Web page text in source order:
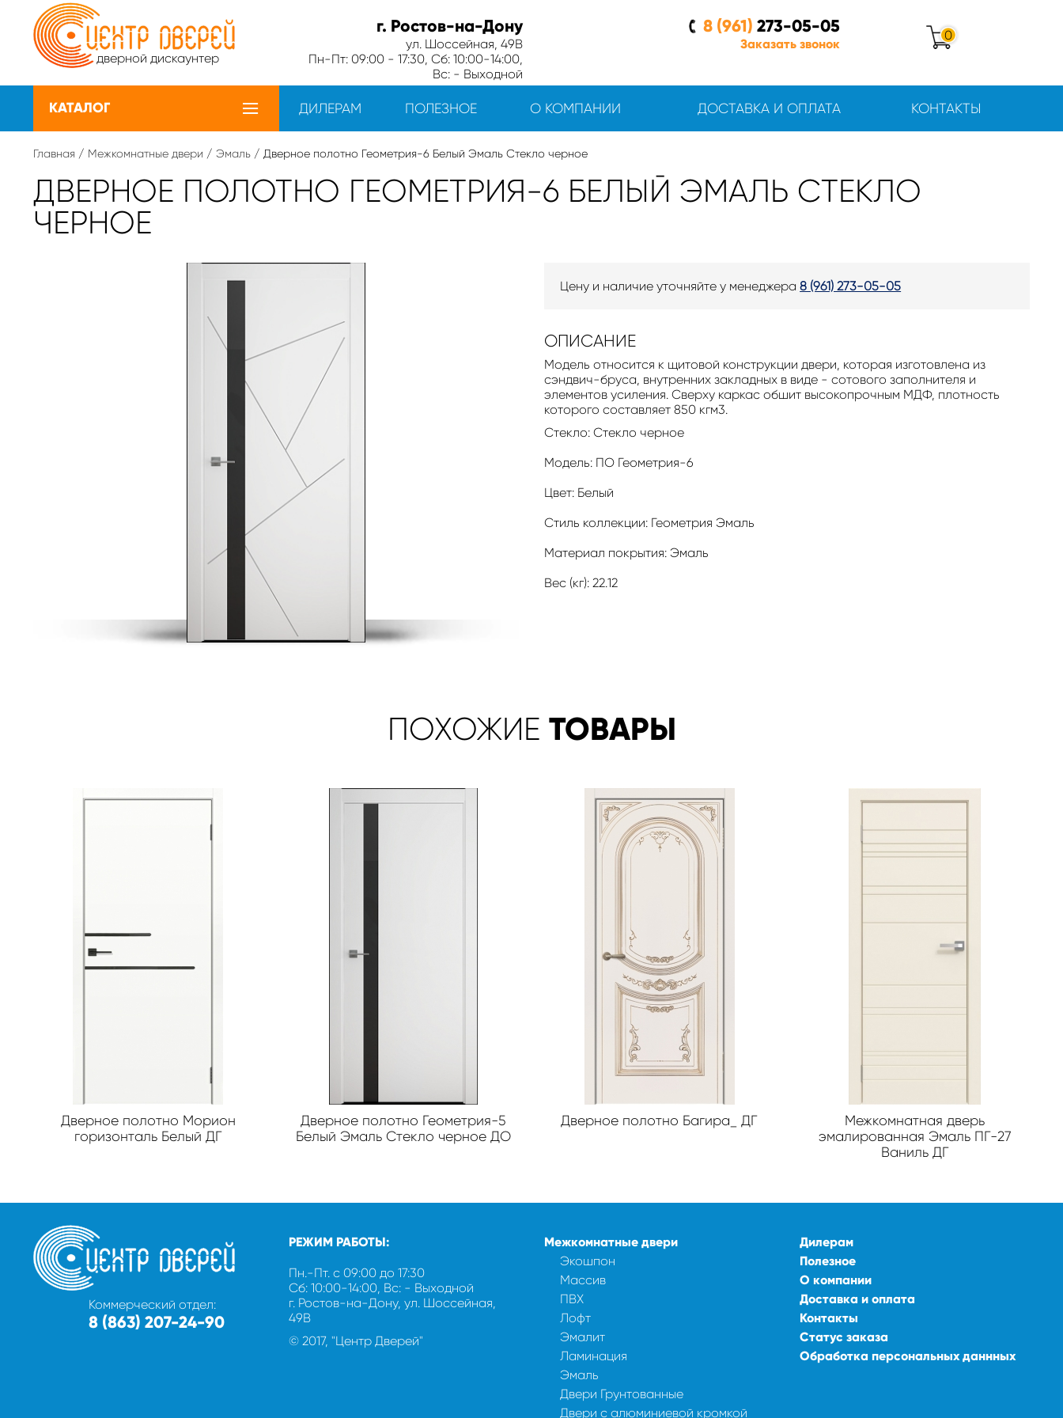
дверной дискаунтер
г. Ростов-на-Дону
ул. Шоссейная, 49В
Пн-Пт: 09:00 - 17:30, Сб: 10:00-14:00,
Вс: - Выходной
8 (961) 273-05-05
Заказать звонок
0
КАТАЛОГ ДИЛЕРАМ ПОЛЕЗНОЕ О КОМПАНИИ ДОСТАВКА И ОПЛАТА КОНТАКТЫ
Главная / Межкомнатные двери / Эмаль / Дверное полотно Геометрия-6 Белый Эмаль Стекло черное
ДВЕРНОЕ ПОЛОТНО ГЕОМЕТРИЯ-6 БЕЛЫЙ ЭМАЛЬ СТЕКЛО
ЧЕРНОЕ
Цену и наличие уточняйте у менеджера8 (961) 273-05-05
ОПИСАНИЕ
Модель относится к щитовой конструкции двери, которая изготовлена из
сэндвич-бруса, внутренних закладных в виде - сотового заполнителя и
элементов усиления. Сверху каркас обшит высокопрочным МДФ, плотность
которого составляет 850 кгм3.
Стекло: Стекло черное
Модель: ПО Геометрия-6
Цвет: Белый
Стиль коллекции: Геометрия Эмаль
Материал покрытия: Эмаль
Вес (кг): 22.12
ПОХОЖИЕ ТОВАРЫ
Дверное полотно Морион
горизонталь Белый ДГ
Дверное полотно Геометрия-5
Белый Эмаль Стекло черное ДО
Дверное полотно Багира_ ДГ
Межкомнатная дверь
эмалированная Эмаль ПГ-27
Ваниль ДГ
Коммерческий отдел:
8 (863) 207-24-90
РЕЖИМ РАБОТЫ:
Пн.-Пт. с 09:00 до 17:30
Сб: 10:00-14:00, Вс: - Выходной
г. Ростов-на-Дону, ул. Шоссейная,
49В
© 2017, "Центр Дверей"
Межкомнатные двери
Экошпон
Массив
ПВХ
Лофт
Эмалит
Ламинация
Эмаль
Двери Грунтованные
Двери с алюминиевой кромкой
Дилерам
Полезное
О компании
Доставка и оплата
Контакты
Статус заказа
Обработка персональных даннных